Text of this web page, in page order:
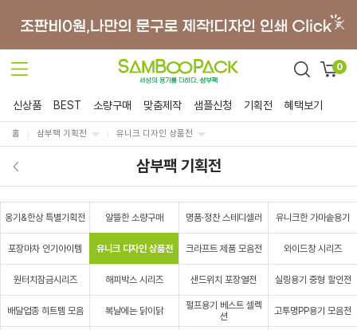
0
신상품 BEST 소량구매 맞춤제작 샘플신청 기획전 혜택보기
홈 삼부팩 기획전 유니크 디자인 상품전
삼부팩 기획전
옹기&한상 특별기획전 알뜰한 소량구매 명품·정찬 스테디셀러 유니크한 가마솥용기
포장마차 인기아이템 유니크 디자인 상품전 크라프트 제품 모음전 와이드창 시리즈
원터치잠금시리즈 해피박스 시리즈 샌드위치 포장열전 실링용기 중형 할인전
배달업종 히트템 모음 복날에는 닭이닭
펄프용기 베스트 셀렉
션
고투명PP용기 모음전